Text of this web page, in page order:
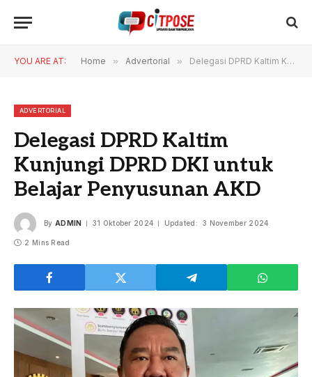
YOU ARE AT: Home » Advertorial » Delegasi DPRD Kaltim Kunjungi DPRD DKI untuk Belajar Penyusunan AKD
ADVERTORIAL
Delegasi DPRD Kaltim
Kunjungi DPRD DKI untuk
Belajar Penyusunan AKD
By ADMIN 31 Oktober 2024 Updated: 3 November 2024
2 Mins Read